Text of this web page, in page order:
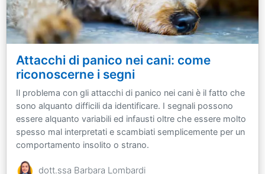
Attacchi di panico nei cani: come
riconoscerne i segni
Il problema con gli attacchi di panico nei cani è il fatto che
sono alquanto difficili da identificare. I segnali possono
essere alquanto variabili ed infausti oltre che essere molto
spesso mal interpretati e scambiati semplicemente per un
comportamento insolito o strano.
dott.ssa Barbara Lombardi